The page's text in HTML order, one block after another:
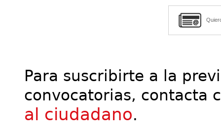
Para suscribirte a la
convocatorias, contacta
al ciudadano.